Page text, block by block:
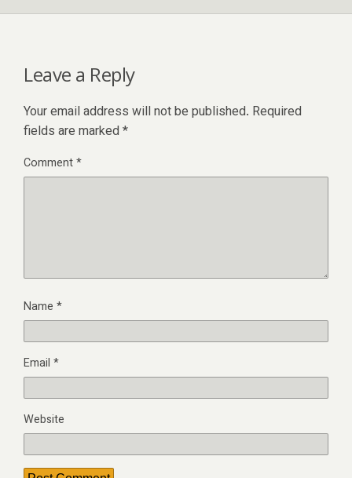
Leave a Reply
Your email address will not be published. Required
fields are marked *
Comment*
Name *
Email *
Website